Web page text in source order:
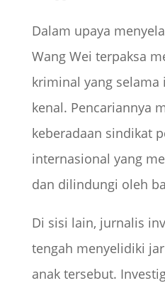
Dalam upaya
Wang Wei terpaksa
kriminal yang
kenal. Pencariannya
keberadaan sindikat
internasional yang
dan dilindungi oleh
Di sisi lain, jurnalis
tengah menyelidiki
anak tersebut.